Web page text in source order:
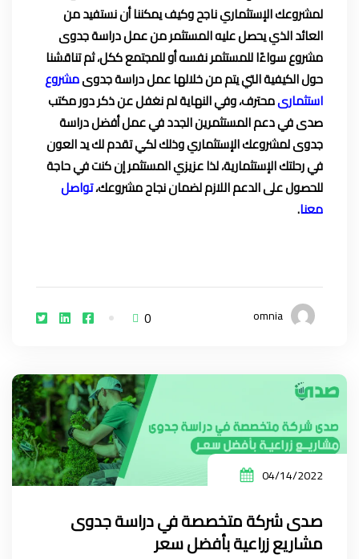
لمشروعك الإستثماري ناجح وكيف يمكننا أن نستفيد من
العائد الذي يحصل عليه المستثمر من عمل دراسة جدوى
مشروع سواءًا للمستثمر نفسه أو للمجتمع ككل، ثم تناقشنا
حول الكيفية التي يتم من خلالها عمل دراسة جدوىمشروع
استثمارىمحترف، وفي النهاية لم نغفل عن ذكر دور مكتب
صدى في دعم المستثمرين الجدد في عمل أفضل دراسة
جدوى لمشروعك الإستثماري وذلك لكي تقدم لك يد العون
في رحلتك الإستثمارية، لذا عزيزي المستثمر إن كنت في حاجة
للحصول على الدعم اللازم لضمان نجاح مشروعك،تواصل
معنا.
omnia
0
04/14/2022
صدى شركة متخصصة في دراسة جدوى
مشاريع زراعية بأفضل سعر